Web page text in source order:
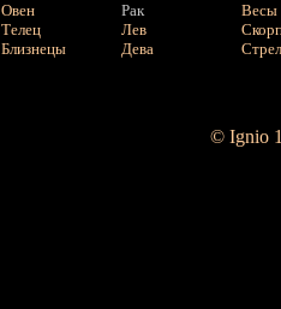
Овен
Телец
Близнецы
Рак
Лев
Дева
Весы
© Ignio